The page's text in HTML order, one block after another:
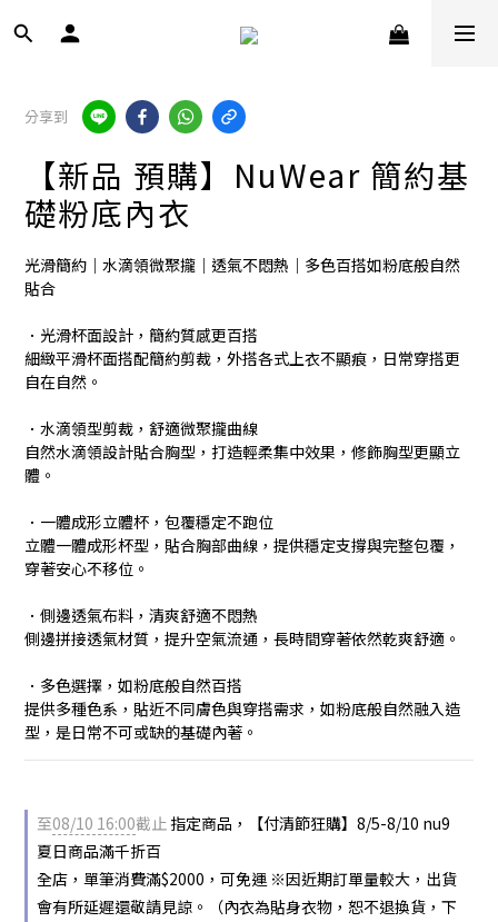
分享到
【新品 預購】NuWear 簡約基
礎粉底內衣
光滑簡約｜水滴領微聚攏｜透氣不悶熱｜多色百搭如粉底般自然
貼合
．光滑杯面設計，簡約質感更百搭
細緻平滑杯面搭配簡約剪裁，外搭各式上衣不顯痕，日常穿搭更
自在自然。
．水滴領型剪裁，舒適微聚攏曲線
自然水滴領設計貼合胸型，打造輕柔集中效果，修飾胸型更顯立
體。
．一體成形立體杯，包覆穩定不跑位
立體一體成形杯型，貼合胸部曲線，提供穩定支撐與完整包覆，
穿著安心不移位。
．側邊透氣布料，清爽舒適不悶熱
側邊拼接透氣材質，提升空氣流通，長時間穿著依然乾爽舒適。
．多色選擇，如粉底般自然百搭
提供多種色系，貼近不同膚色與穿搭需求，如粉底般自然融入造
型，是日常不可或缺的基礎內著。
至08/10 16:00截止 指定商品，【付清節狂購】8/5-8/10 nu9
夏日商品滿千折百
全店，單筆消費滿$2000，可免運 ※因近期訂單量較大，出貨
會有所延遲還敬請見諒。（內衣為貼身衣物，恕不退換貨，下